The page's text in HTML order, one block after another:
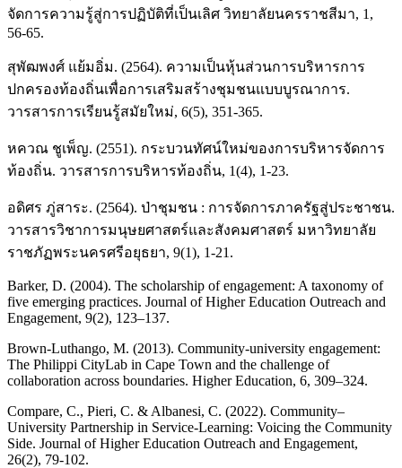
จัดการความรู้สู่การปฏิบัติที่เป็นเลิศ วิทยาลัยนครราชสีมา, 1,
56-65.
สุพัฒพงศ์ แย้มอิ่ม. (2564). ความเป็นหุ้นส่วนการบริหารการ
ปกครองท้องถิ่นเพื่อการเสริมสร้างชุมชนแบบบูรณาการ.
วารสารการเรียนรู้สมัยใหม่, 6(5), 351-365.
หควณ ชูเพ็ญ. (2551). กระบวนทัศน์ใหม่ของการบริหารจัดการ
ท้องถิ่น. วารสารการบริหารท้องถิ่น, 1(4), 1-23.
อดิศร ภู่สาระ. (2564). ป่าชุมชน : การจัดการภาครัฐสู่ประชาชน.
วารสารวิชาการมนุษยศาสตร์และสังคมศาสตร์ มหาวิทยาลัย
ราชภัฏพระนครศรีอยุธยา, 9(1), 1-21.
Barker, D. (2004). The scholarship of engagement: A taxonomy of
five emerging practices. Journal of Higher Education Outreach and
Engagement, 9(2), 123–137.
Brown-Luthango, M. (2013). Community-university engagement:
The Philippi CityLab in Cape Town and the challenge of
collaboration across boundaries. Higher Education, 6, 309–324.
Compare, C., Pieri, C. & Albanesi, C. (2022). Community–
University Partnership in Service-Learning: Voicing the Community
Side. Journal of Higher Education Outreach and Engagement,
26(2), 79-102.